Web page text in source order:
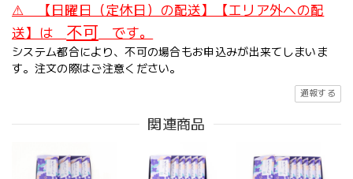
⚠ 【日曜日（定休日）の配送】【エリア外への配
送】は 不可 です。
システム都合により、不可の場合もお申込みが出来てしまいま
す。注文の際はご注意ください。
通報する
関連商品